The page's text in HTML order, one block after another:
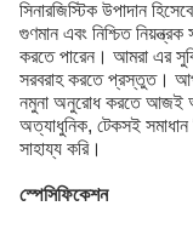
সিনারজিস্টিক উপাদান
গুণমান এবং নিশ্চিত
করতে পারেন। আমরা এর
সরবরাহ করতে প্রস্তুত।
নমুনা অনুরোধ করতে আজই
অত্যাধুনিক, টেকসই
সাহায্য করি।
স্পেসিফিকেশন